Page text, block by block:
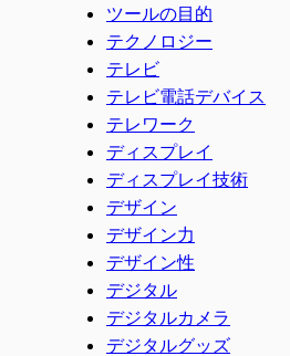
ツールの目的
テクノロジー
テレビ
テレビ電話デバイス
テレワーク
ディスプレイ
ディスプレイ技術
デザイン
デザイン力
デザイン性
デジタル
デジタルカメラ
デジタルグッズ